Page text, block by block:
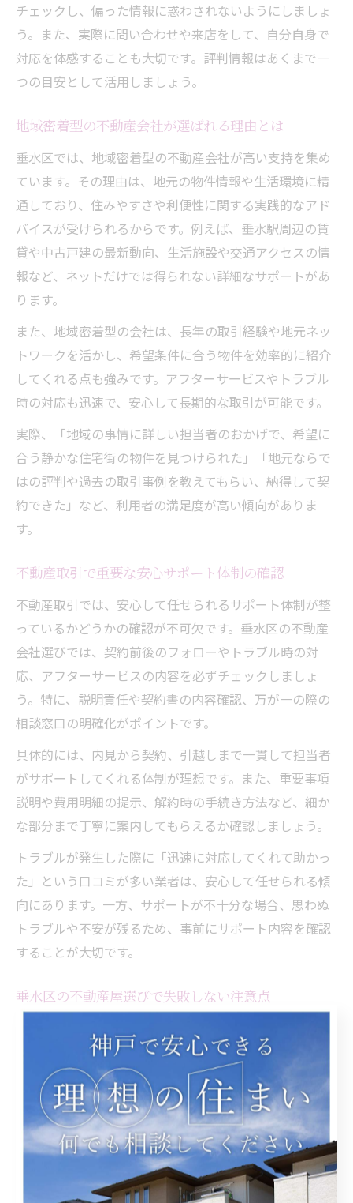
チェックし、偏った情報に惑わされないようにしましょ
う。また、実際に問い合わせや来店をして、自分自身で
対応を体感することも大切です。評判情報はあくまで一
つの目安として活用しましょう。
地域密着型の不動産会社が選ばれる理由とは
垂水区では、地域密着型の不動産会社が高い支持を集め
ています。その理由は、地元の物件情報や生活環境に精
通しており、住みやすさや利便性に関する実践的なアド
バイスが受けられるからです。例えば、垂水駅周辺の賃
貸や中古戸建の最新動向、生活施設や交通アクセスの情
報など、ネットだけでは得られない詳細なサポートがあ
ります。
また、地域密着型の会社は、長年の取引経験や地元ネッ
トワークを活かし、希望条件に合う物件を効率的に紹介
してくれる点も強みです。アフターサービスやトラブル
時の対応も迅速で、安心して長期的な取引が可能です。
実際、「地域の事情に詳しい担当者のおかげで、希望に
合う静かな住宅街の物件を見つけられた」「地元ならで
はの評判や過去の取引事例を教えてもらい、納得して契
約できた」など、利用者の満足度が高い傾向がありま
す。
不動産取引で重要な安心サポート体制の確認
不動産取引では、安心して任せられるサポート体制が整
っているかどうかの確認が不可欠です。垂水区の不動産
会社選びでは、契約前後のフォローやトラブル時の対
応、アフターサービスの内容を必ずチェックしましょ
う。特に、説明責任や契約書の内容確認、万が一の際の
相談窓口の明確化がポイントです。
具体的には、内見から契約、引越しまで一貫して担当者
がサポートしてくれる体制が理想です。また、重要事項
説明や費用明細の提示、解約時の手続き方法など、細か
な部分まで丁寧に案内してもらえるか確認しましょう。
トラブルが発生した際に「迅速に対応してくれて助かっ
た」という口コミが多い業者は、安心して任せられる傾
向にあります。一方、サポートが不十分な場合、思わぬ
トラブルや不安が残るため、事前にサポート内容を確認
することが大切です。
垂水区の不動産屋選びで失敗しない注意点
かの注意点があります。まず、物件情報のおとり広告や
過度な営業トークに惑わされないようにしましょう。実
際に現地を内見し、周辺環境や交通の利便性を自分の目
で確認することが重要です。
また、契約内容や費用については、必ず詳細まで説明を
受け、不明点はその場で質問する習慣を持ちましょう。